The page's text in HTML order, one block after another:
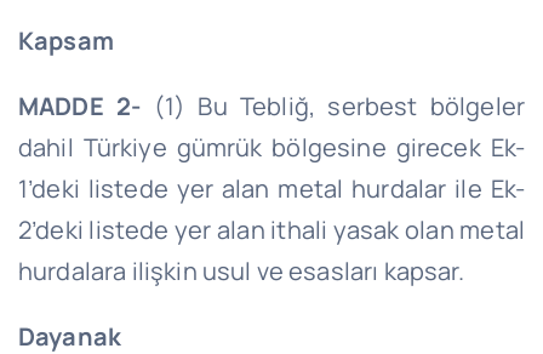
Kapsam
MADDE 2- (1) Bu Tebliğ, serbest bölgeler
dahil Türkiye gümrük bölgesine girecek Ek-
1’deki listede yer alan metal hurdalar ile Ek-
2’deki listede yer alan ithali yasak olan metal
hurdalara ilişkin usul ve esasları kapsar.
Dayanak